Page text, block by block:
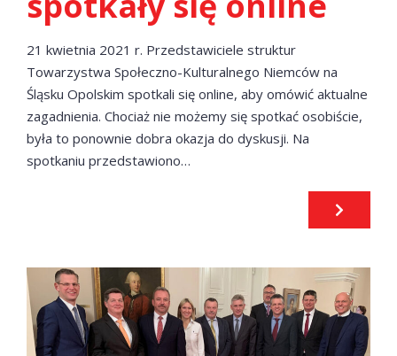
21 kwietnia 2021 r. Przedstawiciele struktur
Towarzystwa Społeczno-Kulturalnego Niemców na
Śląsku Opolskim spotkali się online, aby omówić aktualne
zagadnienia. Chociaż nie możemy się spotkać osobiście,
była to ponownie dobra okazja do dyskusji. Na
spotkaniu przedstawiono…